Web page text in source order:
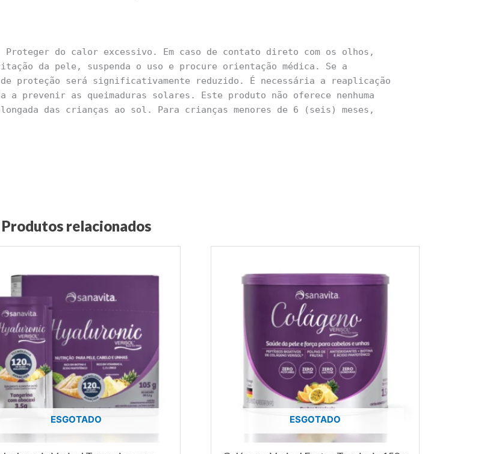
do calor excessivo. Em caso de contato direto com os olhos,
da pele, suspenda o uso e procure orientação médica. Se a
proteção será significativamente reduzido. É necessária a reaplicação
prevenir as queimaduras solares. Este produto não oferece nenhuma
das crianças ao sol. Para crianças menores de 6 (seis) meses,
Produtos relacionados
ESGOTADO ESGOTADO